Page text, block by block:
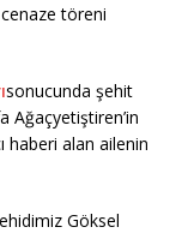
cenaze töreni
sonucunda şehit
Ağaçyetiştiren’in
haberi alan ailenin
Göksel